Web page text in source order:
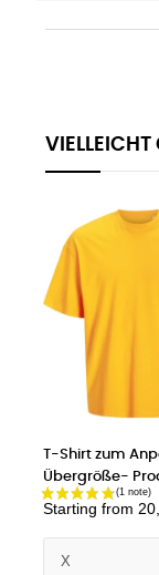
VIELLEICHT
von
von...
Sweat
von:
Rundhals
Starting